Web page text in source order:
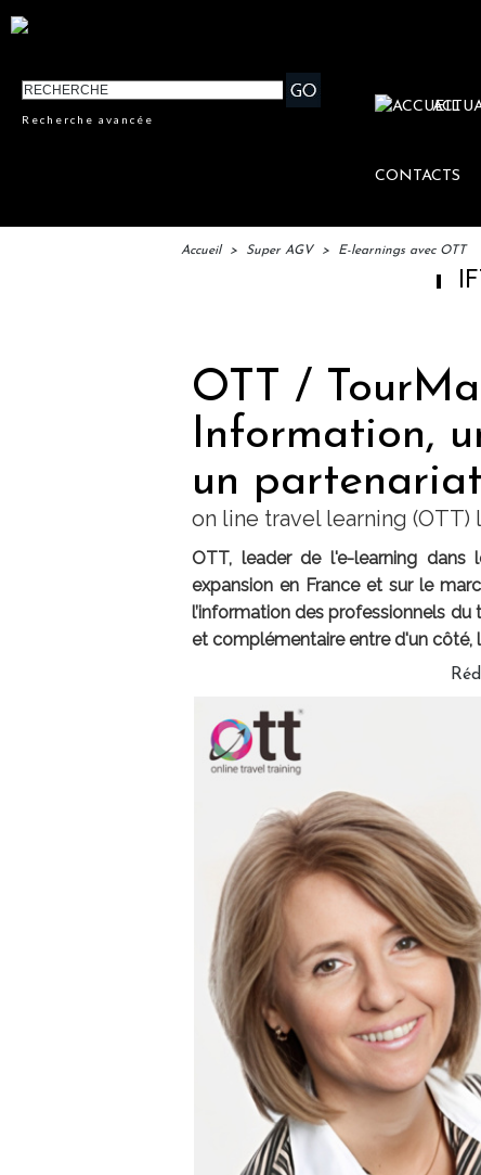
Recherche avancée
CONTACTS
Accueil > Super AGV > E-learnings avec OTT
IFTM :
OTT /
Information,
un
on line travel learning
OTT, leader de l'e-learning
expansion en France et sur le
l’information des professionnels
et complémentaire entre d'un